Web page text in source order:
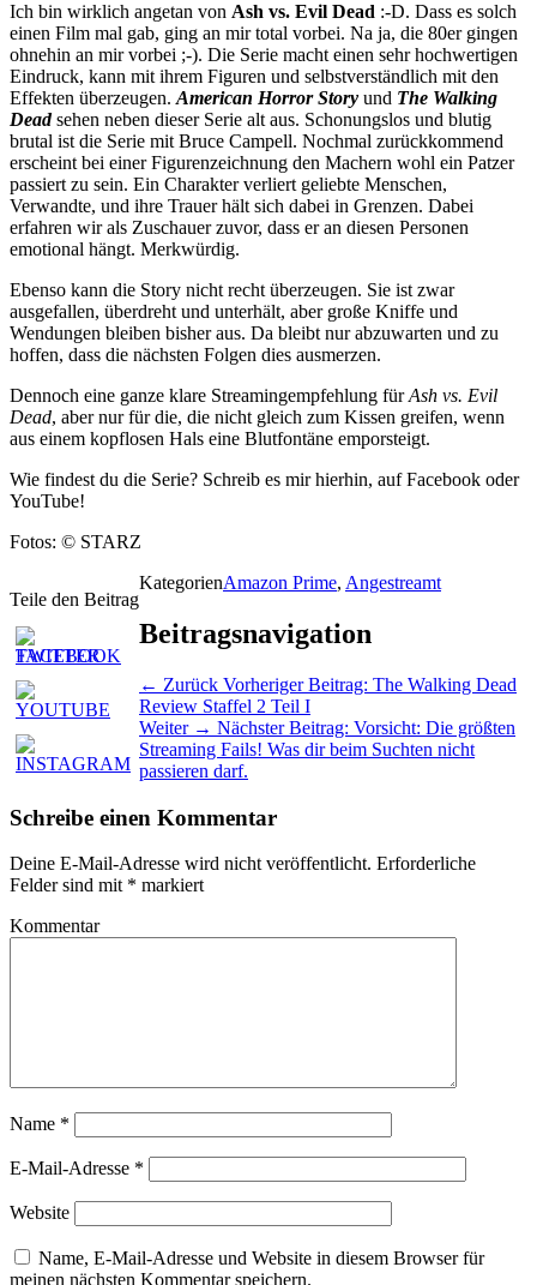
Ich bin wirklich angetan von Ash vs. Evil Dead :-D. Dass es solch
einen Film mal gab, ging an mir total vorbei. Na ja, die 80er gingen
ohnehin an mir vorbei ;-). Die Serie macht einen sehr hochwertigen
Eindruck, kann mit ihrem Figuren und selbstverständlich mit den
Effekten überzeugen. American Horror Story und The Walking
Deadsehen neben dieser Serie alt aus. Schonungslos und blutig
brutal ist die Serie mit Bruce Campell. Nochmal zurückkommend
erscheint bei einer Figurenzeichnung den Machern wohl ein Patzer
passiert zu sein. Ein Charakter verliert geliebte Menschen,
Verwandte, und ihre Trauer hält sich dabei in Grenzen. Dabei
erfahren wir als Zuschauer zuvor, dass er an diesen Personen
emotional hängt. Merkwürdig.
Ebenso kann die Story nicht recht überzeugen. Sie ist zwar
ausgefallen, überdreht und unterhält, aber große Kniffe und
Wendungen bleiben bisher aus. Da bleibt nur abzuwarten und zu
hoffen, dass die nächsten Folgen dies ausmerzen.
Dennoch eine ganze klare Streamingempfehlung fürAsh vs. Evil
Dead, aber nur für die, die nicht gleich zum Kissen greifen, wenn
aus einem kopflosen Hals eine Blutfontäne emporsteigt.
Wie findest du die Serie? Schreib es mir hierhin, auf Facebook oder
YouTube!
Fotos: © STARZ
Teile den Beitrag
KategorienAmazon Prime, Angestreamt
Beitragsnavigation
← Zurück Vorheriger Beitrag: The Walking Dead
Review Staffel 2 Teil I
Weiter → Nächster Beitrag: Vorsicht: Die größten
Streaming Fails! Was dir beim Suchten nicht
passieren darf.
Schreibe einen Kommentar
Deine E-Mail-Adresse wird nicht veröffentlicht. Erforderliche
Felder sind mit * markiert
Kommentar
Name *
E-Mail-Adresse *
Website
Name, E-Mail-Adresse und Website in diesem Browser für
meinen nächsten Kommentar speichern.